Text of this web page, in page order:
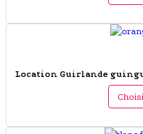
Location Guirlande